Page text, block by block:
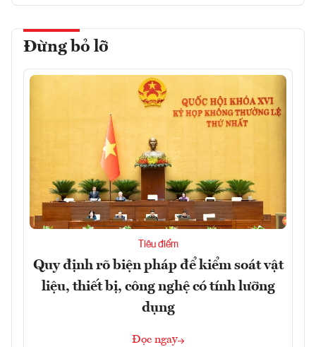
Đừng bỏ lỡ
Tiêu điểm
Quy định rõ biện pháp để kiểm soát vật
liệu, thiết bị, công nghệ có tính lưỡng
dụng
Đọc ngay